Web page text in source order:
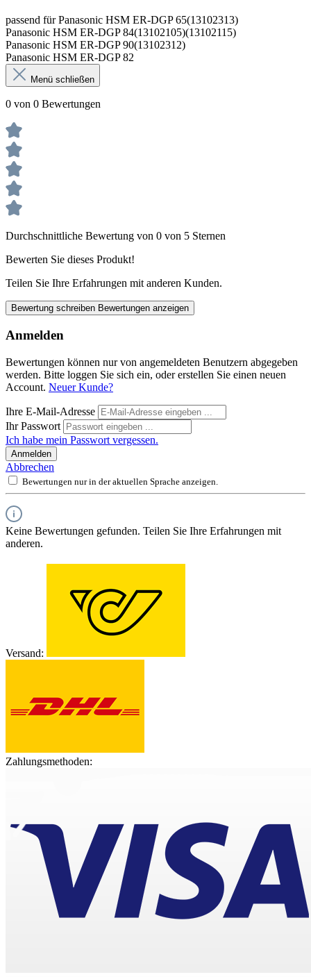
passend für Panasonic HSM ER-DGP 65(13102313)
Panasonic HSM ER-DGP 84(13102105)(13102115)
Panasonic HSM ER-DGP 90(13102312)
Panasonic HSM ER-DGP 82
Menü schließen
0 von 0 Bewertungen
Durchschnittliche Bewertung von 0 von 5 Sternen
Bewerten Sie dieses Produkt!
Teilen Sie Ihre Erfahrungen mit anderen Kunden.
Bewertung schreiben Bewertungen anzeigen
Anmelden
Bewertungen können nur von angemeldeten Benutzern abgegeben
werden. Bitte loggen Sie sich ein, oder erstellen Sie einen neuen
Account. Neuer Kunde?
Ihre E-Mail-Adresse
Ihr Passwort
Ich habe mein Passwort vergessen.
Anmelden
Abbrechen
Bewertungen nur in der aktuellen Sprache anzeigen.
Keine Bewertungen gefunden. Teilen Sie Ihre Erfahrungen mit
anderen.
Versand:
Zahlungsmethoden: